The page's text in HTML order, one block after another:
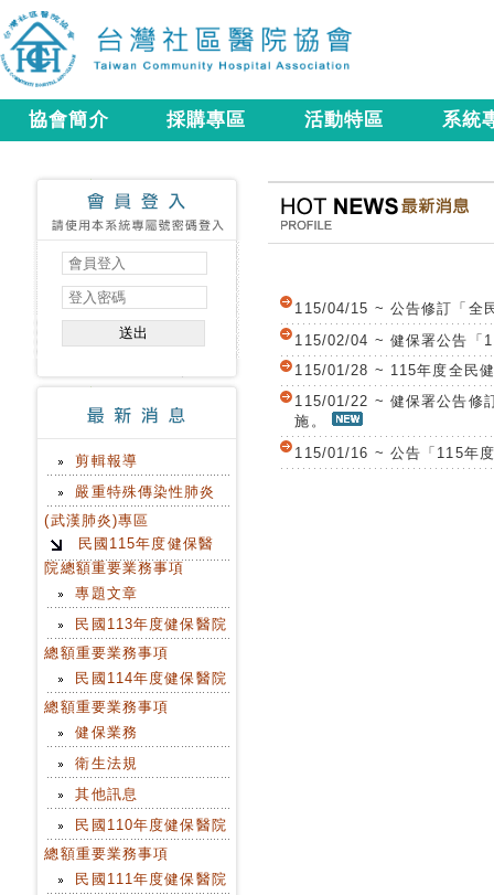
協會簡介 採購專區 活動特區 系統
剪輯報導
嚴重特殊傳染性肺炎
(武漢肺炎)專區
民國115年度健保醫
院總額重要業務事項
專題文章
民國113年度健保醫院
總額重要業務事項
民國114年度健保醫院
總額重要業務事項
健保業務
衛生法規
其他訊息
民國110年度健保醫院
總額重要業務事項
民國111年度健保醫院
115/04/15 ~ 公告修訂「全
115/02/04 ~ 健保署公告「
115/01/28 ~ 115年度全民
115/01/22 ~ 健保署公告修
施。
115/01/16 ~ 公告「115年